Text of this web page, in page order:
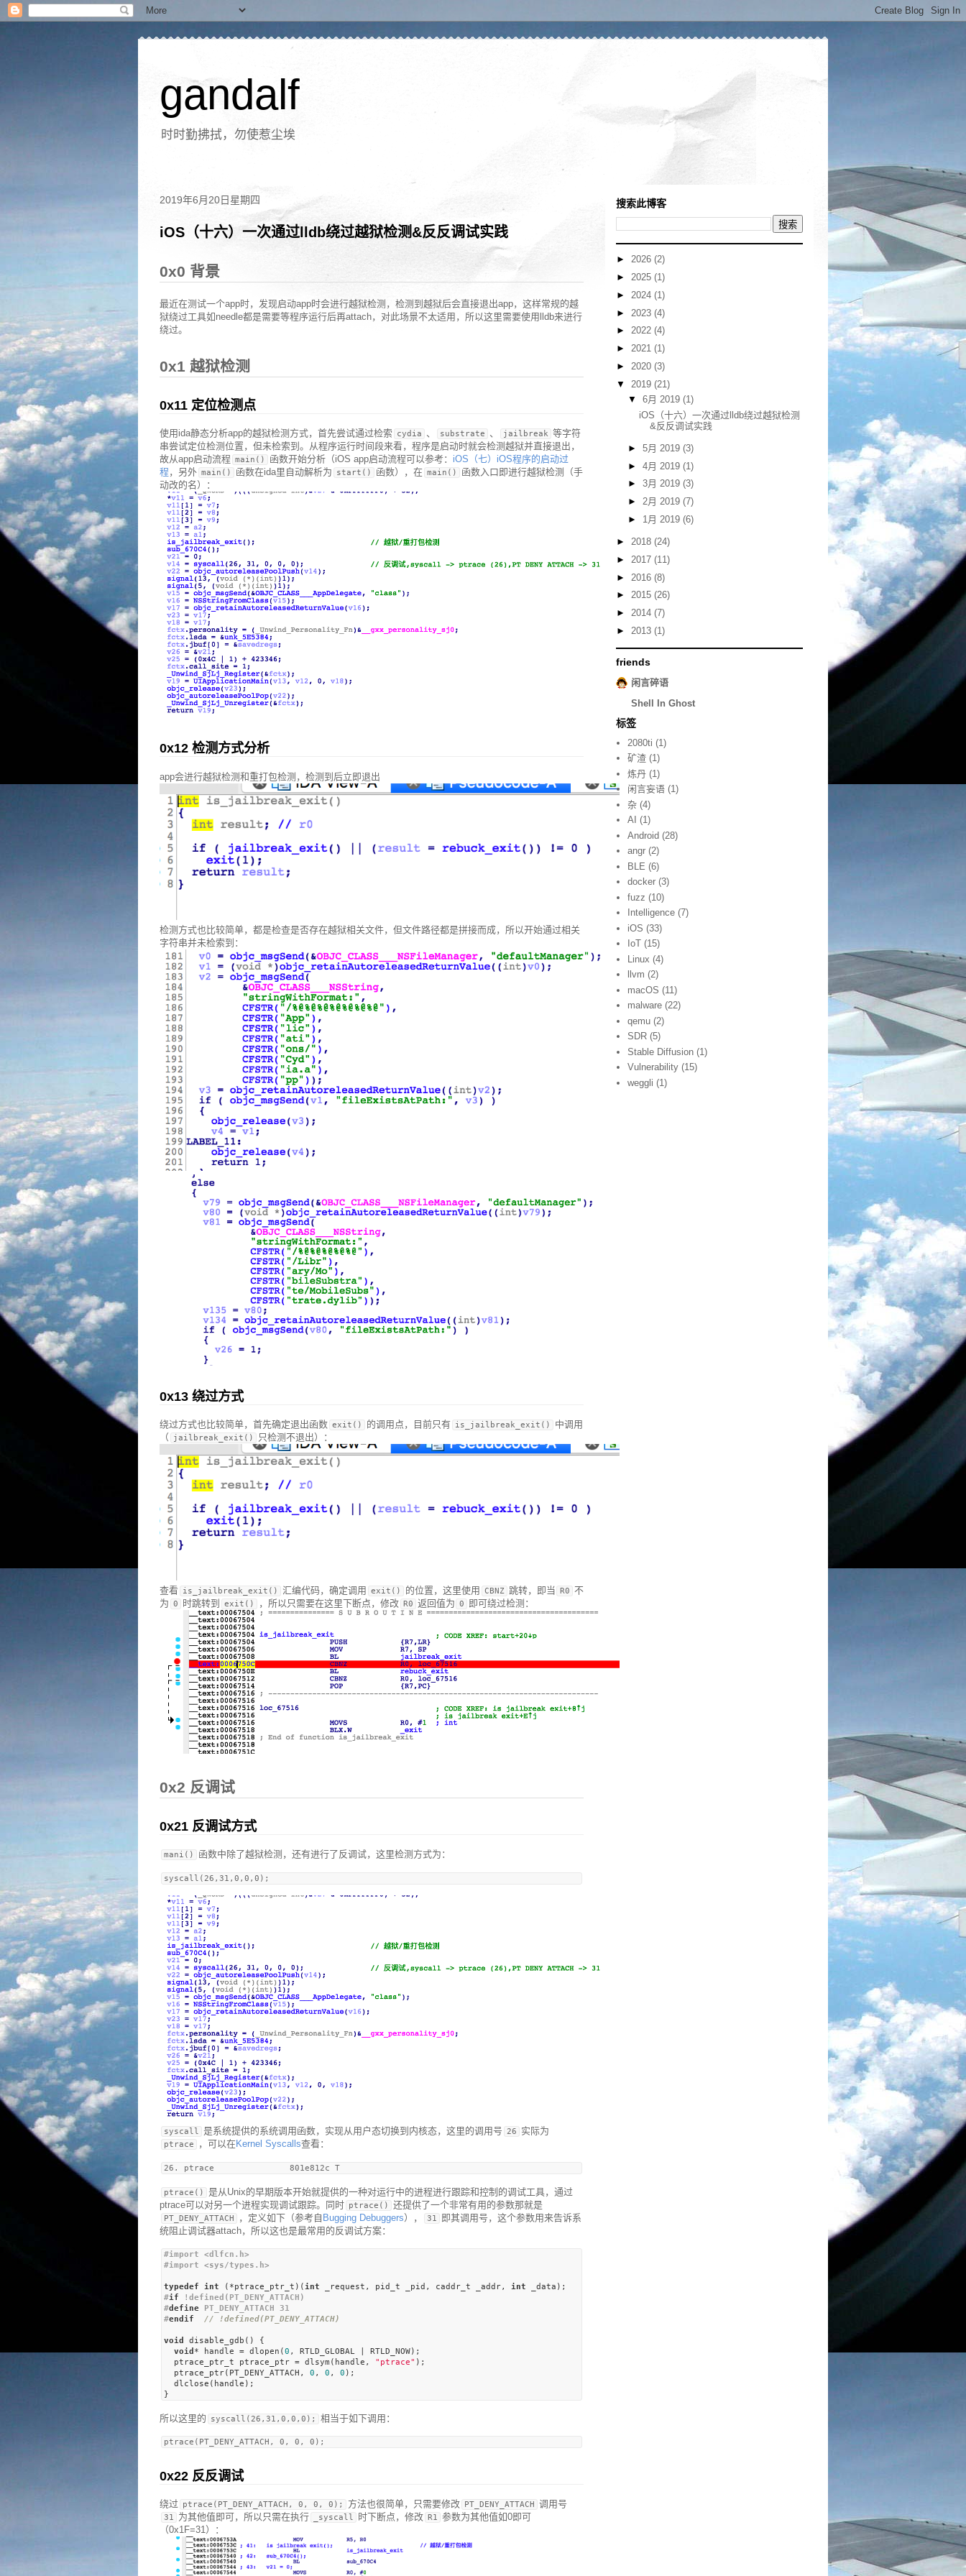
gandalf
时时勤拂拭，勿使惹尘埃
2019年6月20日星期四
iOS（十六）一次通过lldb绕过越狱检测&反反调试实践
0x0 背景
最近在测试一个app时，发现启动app时会进行越狱检测，检测到越狱后会直接退出app，这样常规的越
狱绕过工具如needle都是需要等程序运行后再attach，对此场景不太适用，所以这里需要使用lldb来进行
绕过。
0x1 越狱检测
0x11 定位检测点
使用ida静态分析app的越狱检测方式，首先尝试通过检索 cydia 、 substrate 、 jailbreak 等字符
串尝试定位检测位置，但未检索到。从程序运行时间段来看，程序是启动时就会检测越狱并直接退出，
故从app启动流程 main() 函数开始分析（iOS app启动流程可以参考： iOS（七）iOS程序的启动过
程，另外 main() 函数在ida里自动解析为 start() 函数），在 main()
函数入口即进行越狱检测（手
动改的名）：
0x12 检测方式分析
app会进行越狱检测和重打包检测，检测到后立即退出
检测方式也比较简单，都是检查是否存在越狱相关文件，但文件路径都是拼接而成，所以开始通过相关
字符串并未检索到：
0x13 绕过方式
绕过方式也比较简单，首先确定退出函数 exit() 的调用点，目前只有 is_jailbreak_exit()
中调用
（
jailbreak_exit() 只检测不退出）：
查看 is_jailbreak_exit() 汇编代码，确定调用 exit() 的位置，这里使用 CBNZ 跳转，即当 R0 不
为 0 时跳转到 exit() ，所以只需要在这里下断点，修改 R0 返回值为 0 即可绕过检测：
0x2 反调试
0x21 反调试方式
mani() 函数中除了越狱检测，还有进行了反调试，这里检测方式为：
syscall 是系统提供的系统调用函数，实现从用户态切换到内核态，这里的调用号 26 实际为
ptrace ，可以在Kernel Syscalls查看：
26. ptrace               801e812c T
ptrace()
是从Unix的早期版本开始就提供的一种对运行中的进程进行跟踪和控制的调试工具，通过
ptrace可以对另一个进程实现调试跟踪。同时 ptrace() 还提供了一个非常有用的参数那就是
PT_DENY_ATTACH ，定义如下（参考自 Bugging Debuggers）， 31
即其调用号，这个参数用来告诉系
统阻止调试器attach，所以这也是最常用的反调试方案：
#import <dlfcn.h>
#import <sys/types.h>
typedef int (*ptrace_ptr_t)( int _request, pid_t _pid, caddr_t _addr, int
#if !defined(PT_DENY_ATTACH)
#define PT_DENY_ATTACH 31
#endif // !defined(PT_DENY_ATTACH)
void
disable_gdb() {
void * handle = dlopen( 0 , RTLD_GLOBAL | RTLD_NOW);
  ptrace_ptr_t ptrace_ptr = dlsym(handle,
"ptrace" );
  ptrace_ptr(PT_DENY_ATTACH,
0 , 0 , 0 );
  dlclose(handle);
所以这里的 syscall(26,31,0,0,0); 相当于如下调用：
0x22 反反调试
绕过 ptrace(PT_DENY_ATTACH, 0, 0, 0); 方法也很简单，只需要修改 PT_DENY_ATTACH 调用号
31 为其他值即可，所以只需在执行 _syscall 时下断点，修改 R1 参数为其他值如0即可
（0x1F=31）：
搜索此博客
► 2026 (2)
► 2025 (1)
► 2024 (1)
► 2023 (4)
► 2022 (4)
► 2021 (1)
► 2020 (3)
▼ 2019 (21)
▼ 6月 2019 (1)
iOS（十六）一次通过lldb绕过越狱检测
&反反调试实践
► 5月 2019 (3)
► 4月 2019 (1)
► 3月 2019 (3)
► 2月 2019 (7)
► 1月 2019 (6)
► 2018 (24)
► 2017 (11)
► 2016 (8)
► 2015 (26)
► 2014 (7)
► 2013 (1)
friends
闲言碎语
Shell In Ghost
标签
2080ti (1)
矿渣 (1)
炼丹 (1)
闲言妄语 (1)
杂 (4)
AI (1)
Android (28)
angr (2)
BLE (6)
docker (3)
fuzz (10)
Intelligence (7)
iOS (33)
IoT (15)
Linux (4)
llvm (2)
macOS (11)
malware (22)
qemu (2)
SDR (5)
Stable Diffusion (1)
Vulnerability (15)
weggli (1)